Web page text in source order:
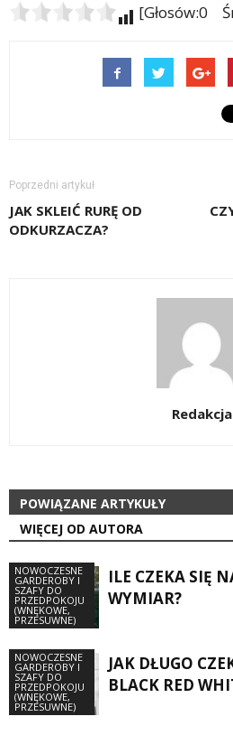
[Głosów:0
Poprzedni artykuł
JAK SKLEIĆ RURĘ OD
ODKURZACZA?
Redakcja
POWIĄZANE ARTYKUŁY
WIĘCEJ OD AUTORA
NOWOCZESNE
GARDEROBY I
SZAFY DO
PRZEDPOKOJU
(WNĘKOWE,
PRZESUWNE)
ILE CZEKA SIĘ
WYMIAR?
NOWOCZESNE
GARDEROBY I
SZAFY DO
PRZEDPOKOJU
(WNĘKOWE,
PRZESUWNE)
JAK DŁUGO
BLACK RED